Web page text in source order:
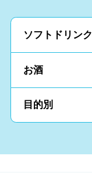
ソフトドリンク
お酒
目的別